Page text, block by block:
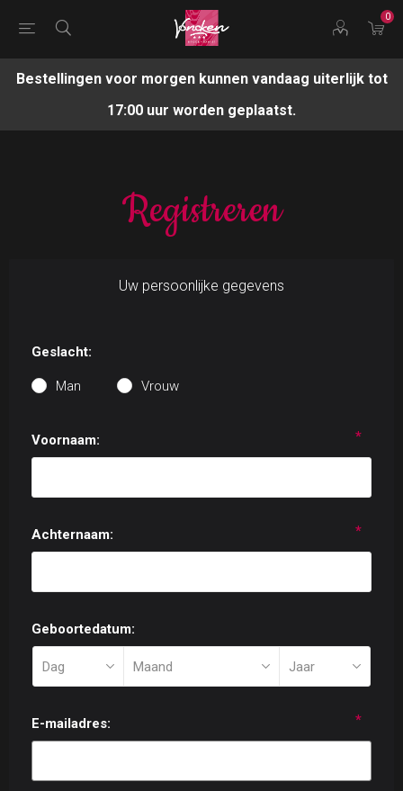
0
Bestellingen voor morgen kunnen vandaag uiterlijk tot
17:00 uur worden geplaatst.
Registreren
Uw persoonlijke gegevens
Geslacht:
Man Vrouw
Voornaam: *
Achternaam: *
Geboortedatum:
E-mailadres: *